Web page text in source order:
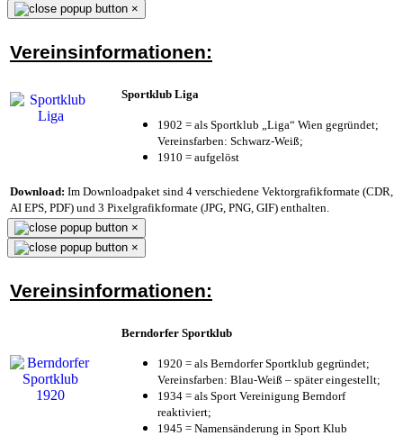
×
Vereinsinformationen:
Sportklub Liga
1902 = als Sportklub „Liga“ Wien gegründet;
Vereinsfarben: Schwarz-Weiß;
1910 = aufgelöst
Download: Im Downloadpaket sind 4 verschiedene Vektorgrafikformate (CDR,
AI EPS, PDF) und 3 Pixelgrafikformate (JPG, PNG, GIF) enthalten.
×
×
Vereinsinformationen:
Berndorfer Sportklub
1920 = als Berndorfer Sportklub gegründet;
Vereinsfarben: Blau-Weiß – später eingestellt;
1934 = als Sport Vereinigung Berndorf
reaktiviert;
1945 = Namensänderung in Sport Klub